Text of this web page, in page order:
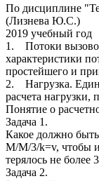
По дисциплине
(Лизнева Ю.С.)
2019 учебный год
1. Потоки
характеристики
простейшего и
2. Нагрузка.
расчета
Понятие о
Задача 1.
Какое должно
M/M/3/k=v, чтобы
терялось не более
Задача 2.